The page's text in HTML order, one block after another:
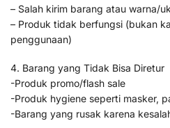
– Salah kirim barang atau warna/
– Produk tidak berfungsi (bukan
penggunaan)
4. Barang yang Tidak Bisa Diretur
-Produk promo/flash sale
-Produk hygiene seperti masker,
-Barang yang rusak karena